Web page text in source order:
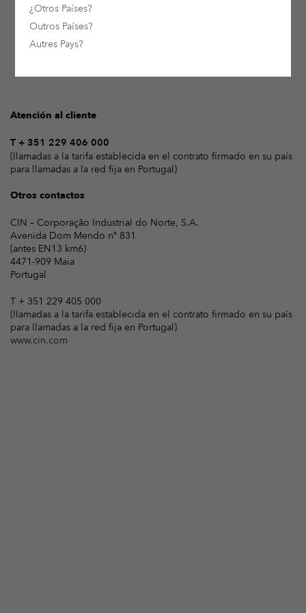
Atención al cliente
T + 351 229 406 000
(llamadas a la tarifa establecida en el contrato firmado en su país
para llamadas a la red fija en Portugal)
Otros contactos
CIN – Corporação Industrial do Norte, S.A.
Avenida Dom Mendo nº 831
(antes EN13 km6)
4471-909 Maia
Portugal
T + 351 229 405 000
(llamadas a la tarifa establecida en el contrato firmado en su país
para llamadas a la red fija en Portugal)
www.cin.com
¿Otros Países?
Outros Países?
Autres Pays?